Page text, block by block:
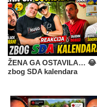
ŽENA GA OSTAVILA… 😂
zbog SDA kalendara